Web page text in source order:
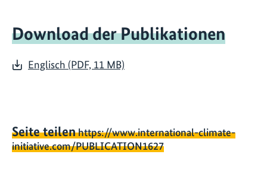
Download der Publikationen
Englisch (PDF, 11 MB)
Seite teilenhttps://www.international-climate-
initiative.com/PUBLICATION1627